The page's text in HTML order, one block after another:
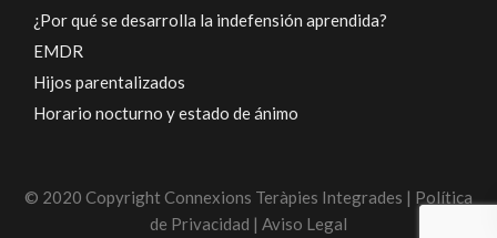
¿Por qué se desarrolla la indefensión aprendida?
EMDR
Hijos parentalizados
Horario nocturno y estado de ánimo
© 2020 Copyright Connexions Teràpies Integrades | Política
de Privacidad | Aviso Legal